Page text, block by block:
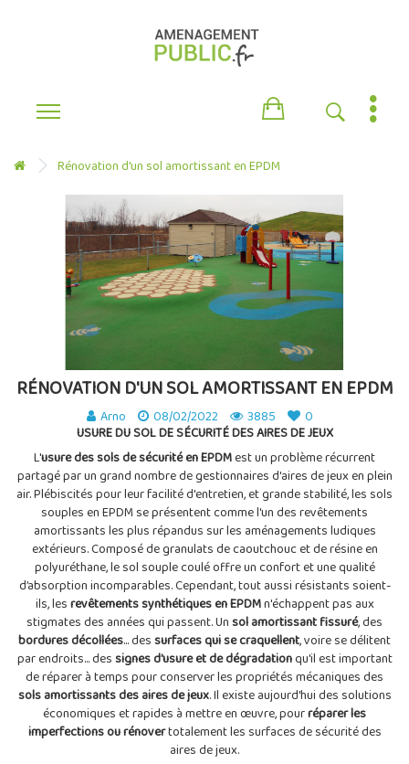
Rénovation d'un sol amortissant en EPDM
RÉNOVATION D'UN SOL AMORTISSANT EN EPDM
Arno 08/02/2022 3885 0
USURE DU SOL DE SÉCURITÉ DES AIRES DE JEUX
L'usure des sols de sécurité en EPDMest un problème récurrent
partagé par un grand nombre de gestionnaires d'aires de jeux en plein
air. Plébiscités pour leur facilité d'entretien, et grande stabilité, les sols
souples en EPDM se présentent comme l'un des revêtements
amortissants les plus répandus sur les aménagements ludiques
extérieurs. Composé de granulats de caoutchouc et de résine en
polyuréthane, le sol souple coulé offre un confort et une qualité
d’absorption incomparables. Cependant, tout aussi résistants soient-
ils, lesrevêtements synthétiques en EPDMn'échappent pas aux
stigmates des années qui passent. Unsol amortissant fissuré, des
bordures décollées... dessurfaces qui se craquellent, voire se délitent
par endroits... dessignes d'usure et de dégradationqu'il est important
de réparer à temps pour conserver les propriétés mécaniques des
sols amortissants des aires de jeux. Il existe aujourd'hui des solutions
économiques et rapides à mettre en œuvre, pourréparer les
imperfections ou rénovertotalement les surfaces de sécurité des
aires de jeux.